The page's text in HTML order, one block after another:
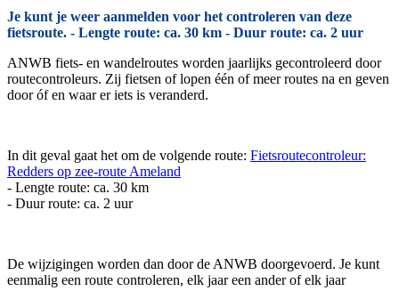
Je kunt je weer aanmelden voor het controleren van deze
fietsroute. - Lengte route: ca. 30 km - Duur route: ca. 2 uur
ANWB fiets- en wandelroutes worden jaarlijks gecontroleerd door
routecontroleurs. Zij fietsen of lopen één of meer routes na en geven
door óf en waar er iets is veranderd.
In dit geval gaat het om de volgende route: Fietsroutecontroleur:
Redders op zee-route Ameland
- Lengte route: ca. 30 km
- Duur route: ca. 2 uur
De wijzigingen worden dan door de ANWB doorgevoerd. Je kunt
eenmalig een route controleren, elk jaar een ander of elk jaar